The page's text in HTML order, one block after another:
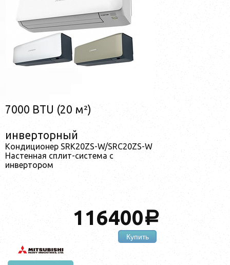
7000 BTU (20 м²)
инверторный
Кондиционер SRK20ZS-W/SRC20ZS-W
Настенная сплит-система с
инвертором
116400a
Купить